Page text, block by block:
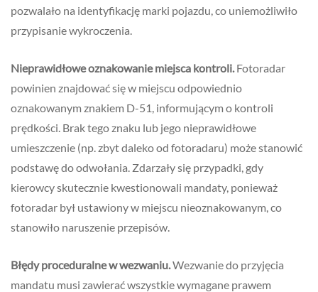
pozwalało na identyfikację marki pojazdu, co uniemożliwiło
przypisanie wykroczenia.
Nieprawidłowe oznakowanie miejsca kontroli. Fotoradar
powinien znajdować się w miejscu odpowiednio
oznakowanym znakiem D-51, informującym o kontroli
prędkości. Brak tego znaku lub jego nieprawidłowe
umieszczenie (np. zbyt daleko od fotoradaru) może stanowić
podstawę do odwołania. Zdarzały się przypadki, gdy
kierowcy skutecznie kwestionowali mandaty, ponieważ
fotoradar był ustawiony w miejscu nieoznakowanym, co
stanowiło naruszenie przepisów.
Błędy proceduralne w wezwaniu.Wezwanie do przyjęcia
mandatu musi zawierać wszystkie wymagane prawem